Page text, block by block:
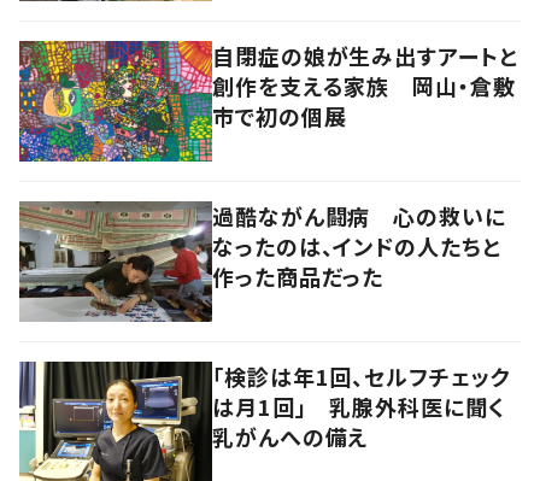
自閉症の娘が生み出すアートと
創作を支える家族 岡山・倉敷
市で初の個展
過酷ながん闘病 心の救いに
なったのは、インドの人たちと
作った商品だった
「検診は年1回、セルフチェック
は月1回」 乳腺外科医に聞く
乳がんへの備え